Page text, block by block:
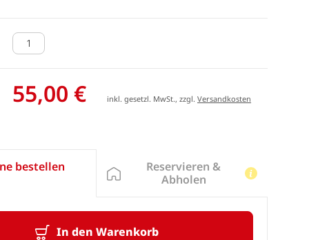
55,00 € inkl. gesetzl. MwSt., zzgl.Versandkosten
bestellen
In den Warenkorb
Reservieren &
Abholen